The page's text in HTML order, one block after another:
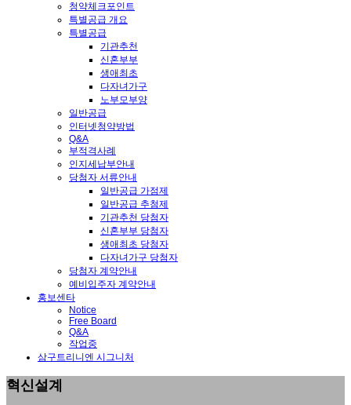
청약체크포인트
특별공급 개요
특별공급
기관추천
신혼부부
생애최초
다자녀가구
노부모부양
일반공급
인터넷청약방법
Q&A
부적격사례
인지세납부안내
당첨자 서류안내
일반공급 가점제
일반공급 추첨제
기관추천 당첨자
신혼부부 당첨자
생애최초 당첨자
다자녀가구 당첨자
당첨자 계약안내
예비입주자 계약안내
홍보센타
Notice
Free Board
Q&A
작업중
삼구트리니엔 시그니처
혁신설계